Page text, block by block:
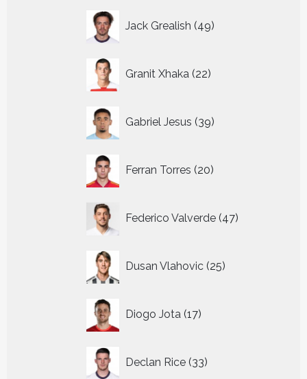
Jack Grealish 49
producten
Granit Xhaka 22
producten
Gabriel Jesus 39
producten
Ferran Torres 20
producten
Federico Valverde 47
producten
Dusan Vlahovic 25
producten
Diogo Jota 17
producten
Declan Rice 33
producten